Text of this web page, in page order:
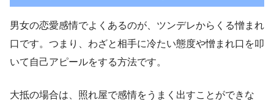
男女の恋愛感情でよくあるのが、ツンデレからくる憎まれ
口です。つまり、わざと相手に冷たい態度や憎まれ口を叩
いて自己アピールをする方法です。
大抵の場合は、照れ屋で感情をうまく出すことができな